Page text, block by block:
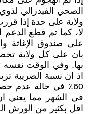
الصحي الفيدرالي
ولاية على حدة إذا
لا، كما تم قطع الدعم
على صندوق الإغاثة
بان على كل ولاية
بها. وفي الوقت
اذ ان نسبة الضريبة
في الشهر مما يعني
اقل بكثير من الورش